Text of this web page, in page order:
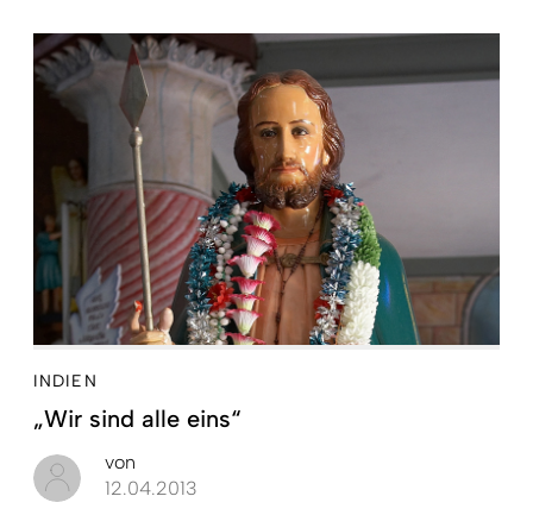
INDIEN
„Wir sind alle eins“
von
12.04.2013